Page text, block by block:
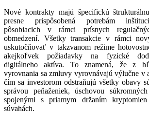
Nové kontrakty majú špecifickú
presne prispôsobená potrebám
pôsobiacich v rámci prísnych
obmedzení. Všetky transakcie v rámci
uskutočňovať v takzvanom režime
akejkoľvek požiadavky na fyzické
digitálneho aktíva. To znamená, že z
vyrovnania sa zmluvy vyrovnávajú výlučne v
čím sa investorom odstraňujú všetky obavy
správou peňaženiek, úschovou
spojenými s priamym držaním
súvahách.